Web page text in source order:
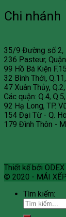
Chi nhánh
35/9 Đường số 2,
236 Pasteur,
99 Hồ Bá Kiện
32 Bình Thới,
47 Xuân Thủy,
Các quận: Q.4,
92 Hạ Long, TP.
154 Đại Từ - Q.
179 Đình Thôn -
Thiết kế bởi ODEX
© 2020 - MÁI
Tìm kiếm: